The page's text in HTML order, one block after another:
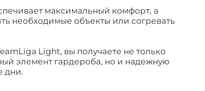
максимальный комфорт, а
необходимые объекты или согревать
Light, вы получаете не только
элемент гардероба, но и надежную
дни.